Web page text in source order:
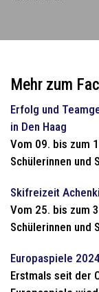
Mehr zum
Erfolg und
in Den Haag
Vom 09. bis zum
Schülerinnen und
Skifreizeit
Vom 25. bis zum
Schülerinnen und
Europaspiele
Erstmals seit der